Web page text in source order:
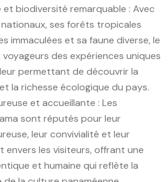
biodiversité remarquable : Avec
ses forêts tropicales
immaculées et sa faune diverse, le
des expériences uniques
permettant de découvrir la
la richesse écologique du pays.
et accueillante : Les
sont réputés pour leur
leur convivialité et leur
envers les visiteurs, offrant une
et humaine qui reflète la